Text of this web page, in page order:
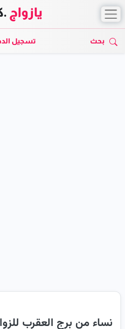
يازواج
بحث تسجيل
نساء من برج العقرب